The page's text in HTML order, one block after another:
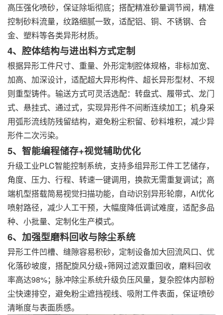
高压强化喷砂，保证除垢彻底；搭配精准砂量调节阀，精准
控制砂料流量，纹路细腻一致，适配铝、铜、不锈钢、合
金、塑料等各类异形材质。
4、腔体结构与进出料方式定制
根据异形工件尺寸、重量、外形定制腔体规格，非标加宽、
加高、加深设计，适配超大异形构件、超长异形型材、不规
则重型铸件。输送方式可灵活选配：转盘式、履带式、龙门
式、悬挂式、通过式，实现异形件不间断连续加工；机身采
用弧形流线防残留结构，避免粉尘积留、砂料堆积，减少异
形件二次污染。
5、智能编程储存+视觉辅助优化
升级工业PLC智能控制系统，支持多组异形工件工艺储存，
角度、压力、行程、转速一键调用，换款无需重复调试；高
端机型搭载简易视觉扫描功能，自动识别异形轮廓，AI优化
喷射路径，减少人工干预，大幅度降低调试难度，适配多品
种、小批量、定制化生产模式。
6、加强型磨料回收与除尘系统
异形工件凹槽、缝隙容易积砂，定制设备加大回流风口、优
化落砂坡度，搭配旋风分级+筛网过滤双重回收，磨料回收
率高达98%；脉冲除尘系统升级负压风量，复杂腔体内部粉
尘快速排空，避免粉尘遮挡视线、吸附工件表面，保证喷砂
清晰度与表面质感。